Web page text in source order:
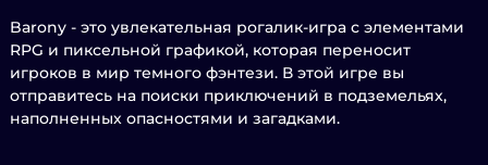
Barony - это увлекательная рогалик-игра с элементами
RPG и пиксельной графикой, которая переносит
игроков в мир темного фэнтези. В этой игре вы
отправитесь на поиски приключений в подземельях,
наполненных опасностями и загадками.